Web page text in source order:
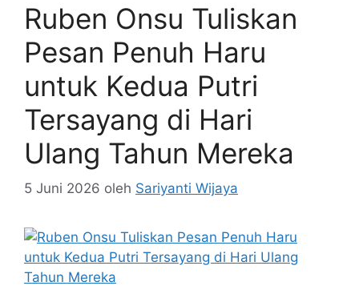
Ruben Onsu Tuliskan
Pesan Penuh Haru
untuk Kedua Putri
Tersayang di Hari
Ulang Tahun Mereka
5 Juni 2026 oleh Sariyanti Wijaya